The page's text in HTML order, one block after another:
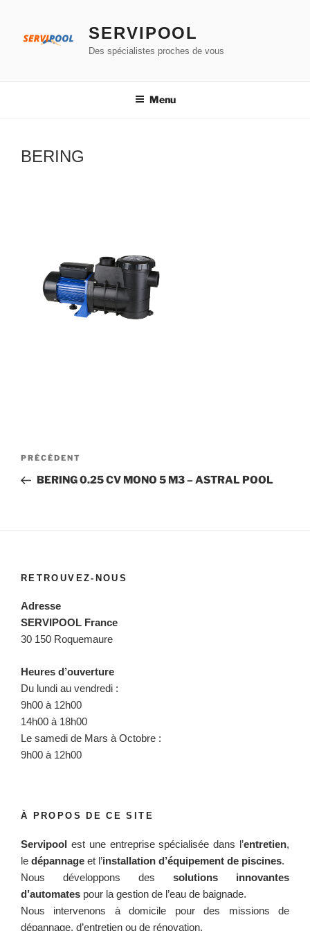
contenu
SERVIPOOL
Des spécialistes proches de vous
Menu
BERING
Navigation
l’article
Article
précédent
PRÉCÉDENT
BERING 0.25 CV MONO 5 M3 – ASTRAL POOL
RETROUVEZ-NOUS
Adresse
SERVIPOOL France
30 150 Roquemaure
Heures d’ouverture
Du lundi au vendredi :
9h00 à 12h00
14h00 à 18h00
Le samedi de Mars à Octobre :
9h00 à 12h00
À PROPOS DE CE SITE
Servipool est une entreprise spécialisée dans l’entretien,
le dépannage et l’installation d’équipement de piscines.
Nous développons des solutions innovantes
d’automates pour la gestion de l’eau de baignade.
Nous intervenons à domicile pour des missions de
dépannage, d’entretien ou de rénovation.